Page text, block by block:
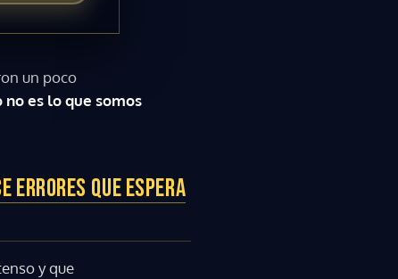
un poco
no es lo que somos
QUE ESPERA
y que